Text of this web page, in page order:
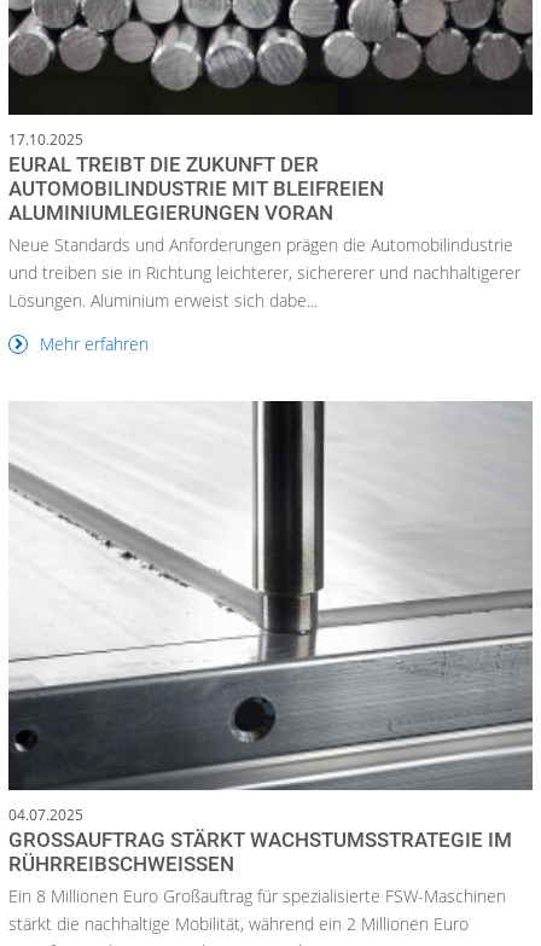
17.10.2025
EURAL TREIBT DIE ZUKUNFT DER
AUTOMOBILINDUSTRIE MIT BLEIFREIEN
ALUMINIUMLEGIERUNGEN VORAN
Neue Standards und Anforderungen prägen die Automobilindustrie
und treiben sie in Richtung leichterer, sichererer und nachhaltigerer
Lösungen. Aluminium erweist sich dabe...
Mehr erfahren
04.07.2025
GROSSAUFTRAG STÄRKT WACHSTUMSSTRATEGIE IM R
ÜHRREIBSCHWEISSEN
Ein 8 Millionen Euro Großauftrag für spezialisierte FSW-Maschinen
stärkt die nachhaltige Mobilität, während ein 2 Millionen Euro